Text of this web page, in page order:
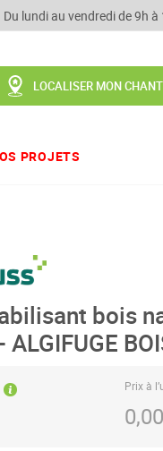
Du lundi au vendredi de 9h
LOCALISER MON
PROJETS
bois
Prix à